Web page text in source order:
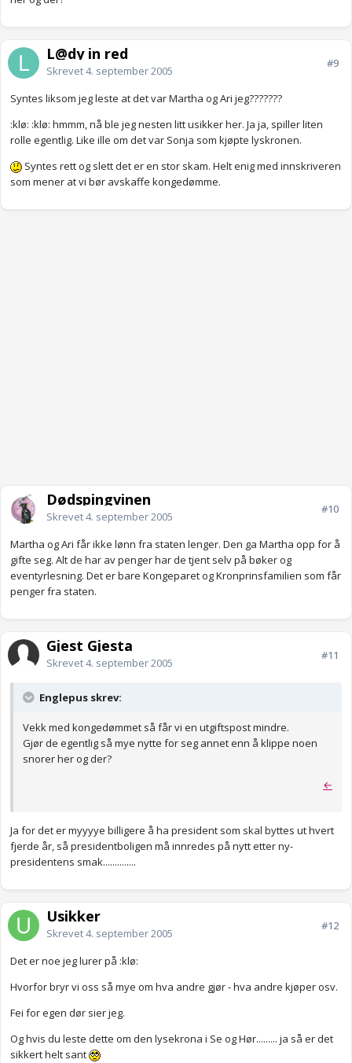
L@dy in red
Skrevet4. september 2005
#9
Syntes liksom jeg leste at det var Martha og Ari jeg???????
:klø: :klø: hmmm, nå ble jeg nesten litt usikker her. Ja ja, spiller liten
rolle egentlig. Like ille om det var Sonja som kjøpte lyskronen.
Syntes rett og slett det er en stor skam. Helt enig med innskriveren
som mener at vi bør avskaffe kongedømme.
Dødspingvinen
Skrevet4. september 2005
#10
Martha og Ari får ikke lønn fra staten lenger. Den ga Martha opp for å
gifte seg. Alt de har av penger har de tjent selv på bøker og
eventyrlesning. Det er bare Kongeparet og Kronprinsfamilien som får
penger fra staten.
Gjest Gjesta
Skrevet4. september 2005
#11
Englepus skrev:
Vekk med kongedømmet så får vi en utgiftspost mindre.
Gjør de egentlig så mye nytte for seg annet enn å klippe noen
snorer her og der?
←
Ja for det er myyyye billigere å ha president som skal byttes ut hvert
fjerde år, så presidentboligen må innredes på nytt etter ny-
presidentens smak..............
Usikker
Skrevet4. september 2005
#12
Det er noe jeg lurer på :klø:
Hvorfor bryr vi oss så mye om hva andre gjør - hva andre kjøper osv.
Fei for egen dør sier jeg.
Og hvis du leste dette om den lysekrona i Se og Hør......... ja så er det
sikkert helt sant